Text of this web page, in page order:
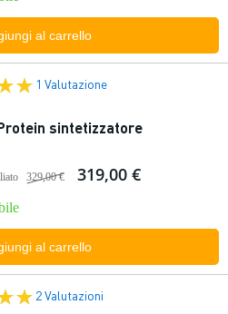
al carrello
1 Valutazione
sintetizzatore
329,00 € 319,00 €
al carrello
2 Valutazioni